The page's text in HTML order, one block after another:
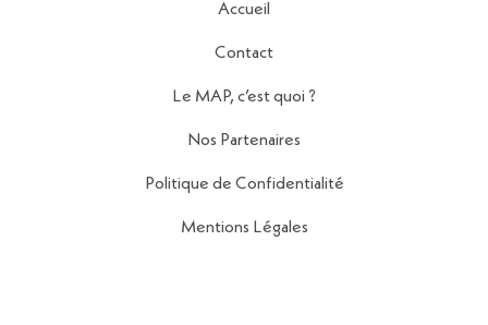
Accueil
Contact
Le MAP, c’est quoi ?
Nos Partenaires
Politique de Confidentialité
Mentions Légales